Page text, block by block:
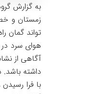
به گزارش
زمستان و
تواند گمان
هوای سرد
آگاهی از
داشته باشد.
با فرا